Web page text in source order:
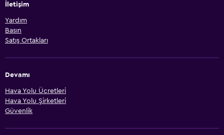
İletişim
Yardım
Basın
Satış Ortakları
Devamı
Hava Yolu Ücretleri
Hava Yolu Şirketleri
Güvenlik